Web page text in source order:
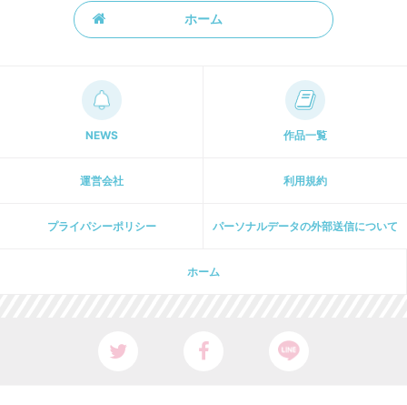
ホーム
NEWS 作品一覧
運営会社 利用規約
プライパシーポリシー パーソナルデータの外部送信について
ホーム